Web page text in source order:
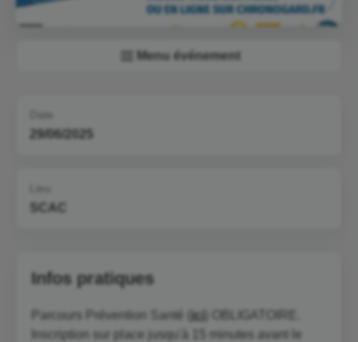
Menu événement
29/06/2025
SCAC
Infos pratiques
Parcours Prévention Santé ( ici
) OBLIGATOIRE.
Inscription sur place jusqu'à 15 minutes avant le